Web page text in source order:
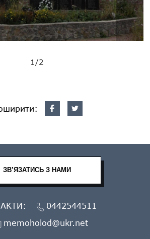
1/2
ЗВ’ЯЗАТИСЬ З НАМИ
0442544511
memoholod@ukr.net